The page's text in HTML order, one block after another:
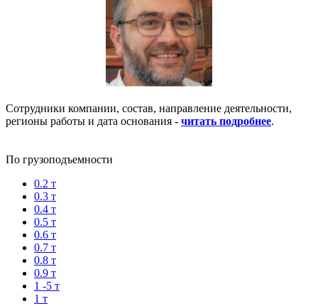
Сотрудники компании, состав, направление деятельности,
регионы работы и дата основания - читать подробнее.
По грузоподъемности
0.2 т
0.3 т
0.4 т
0.5 т
0.6 т
0.7 т
0.8 т
0.9 т
1 -5 т
1 т